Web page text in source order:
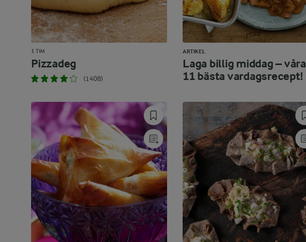
1 TIM
Pizzadeg
(1408)
ARTIKEL
Laga billig middag – våra
11 bästa vardagsrecept!